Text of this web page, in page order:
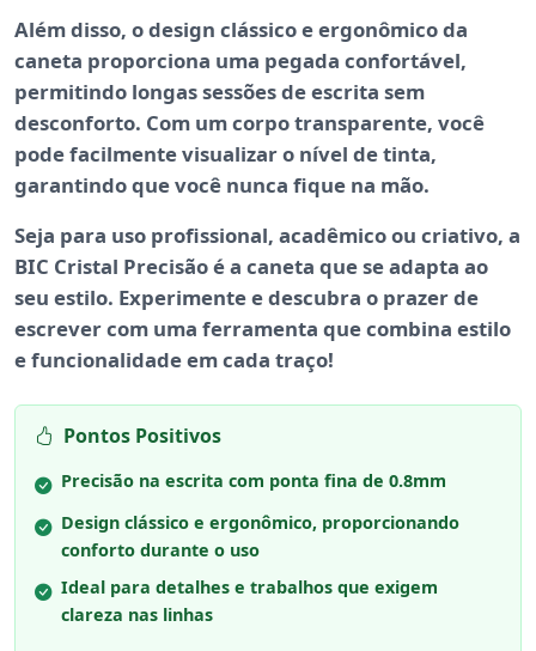
Além disso, o design clássico e ergonômico da
caneta proporciona uma pegada confortável,
permitindo longas sessões de escrita sem
desconforto. Com um corpo transparente, você
pode facilmente visualizar o nível de tinta,
garantindo que você nunca fique na mão.
Seja para uso profissional, acadêmico ou criativo, a
BIC Cristal Precisão é a caneta que se adapta ao
seu estilo. Experimente e descubra o prazer de
escrever com uma ferramenta que combina estilo
e funcionalidadeem cada traço!
Pontos Positivos
Precisão na escrita com ponta fina de 0.8mm
Design clássico e ergonômico, proporcionando
conforto durante o uso
Ideal para detalhes e trabalhos que exigem
clareza nas linhas